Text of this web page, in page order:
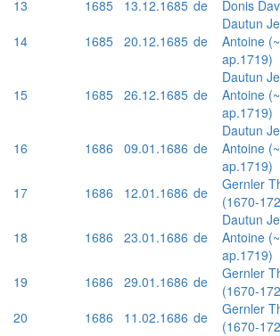
13
1685 13.12.1685 de Donis
14
1685 20.12.1685 de
Dautun
Antoine
ap.1719)
15 1685 26.12.1685 de
Dautun
Antoine
ap.1719)
16 1686 09.01.1686 de
Dautun
Antoine
ap.1719)
17 1686 12.01.1686 de
Gernler
(1670-
18 1686 23.01.1686 de
Dautun
Antoine
ap.1719)
19 1686 29.01.1686 de
Gernler
(1670-
20
1686 11.02.1686 de
Gernler
(1670-